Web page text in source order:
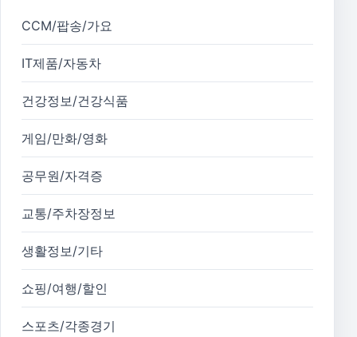
CCM/팝송/가요
IT제품/자동차
건강정보/건강식품
게임/만화/영화
공무원/자격증
교통/주차장정보
생활정보/기타
쇼핑/여행/할인
스포츠/각종경기